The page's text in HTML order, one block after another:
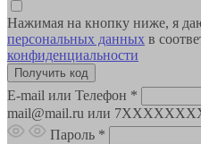
Нажимая на кнопку ниже, я
персональных данных в
конфиденциальности
E-mail или Телефон *
mail@mail.ru или
Пароль *